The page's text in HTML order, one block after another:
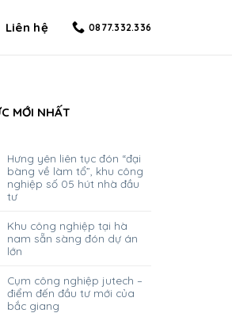
Liên hệ 0877.332.336
MỚI NHẤT
hưng yên liên tục đón “đại
bàng về làm tổ”, khu công
nghiệp số 05 hút nhà đầu
tư
khu công nghiệp tại hà
nam sẵn sàng đón dự án
lớn
cụm công nghiệp jutech –
điểm đến đầu tư mới của
bắc giang